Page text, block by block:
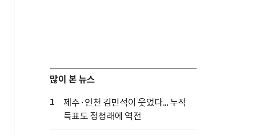
많이 본 뉴스
1
제주·인천 김민석이 웃었다... 누적
득표도 정청래에 역전